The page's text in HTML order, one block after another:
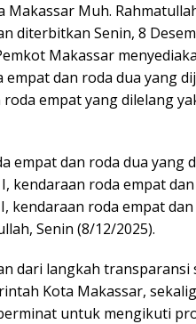
Makassar Muh.
diterbitkan Senin, 8
Makassar
dan roda dua yang
empat yang dilelang
empat dan roda dua yang
kendaraan roda empat
kendaraan roda empat
Senin (8/12/2025).
dari langkah transparansi
Kota Makassar,
untuk mengikuti